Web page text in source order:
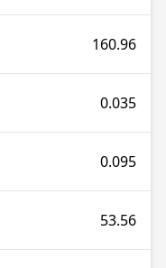
160.96
0.035
0.095
53.56